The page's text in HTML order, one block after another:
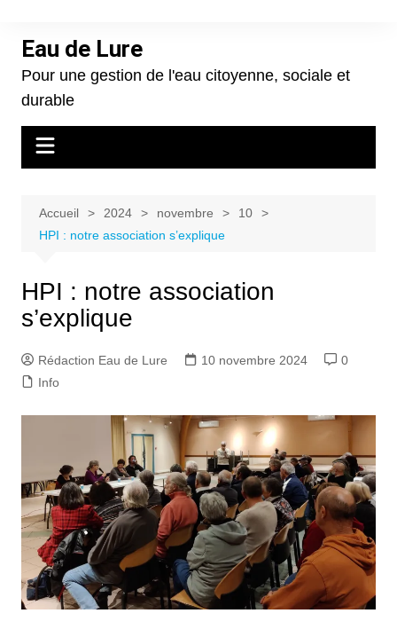
contenuEau de Lure
Pour une gestion de l'eau citoyenne, sociale et
durable
Accueil 2024 novembre
10
HPI : notre association s’explique
HPI : notre association
s’explique
Rédaction Eau de Lure 10 novembre 2024
0
Info